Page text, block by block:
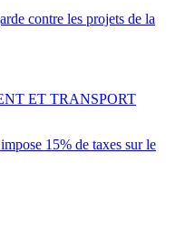
contre les projets de la
15% de taxes sur le
ET TRANSPORT